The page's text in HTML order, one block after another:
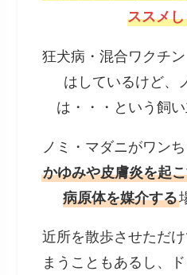
ススメ
狂犬病・混合ワクチ
はしているけど、
は・・・という飼
ノミ・マダニがワン
かゆみや皮膚炎を起
病原体を媒介する
近所を散歩させただ
まうこともあるし、